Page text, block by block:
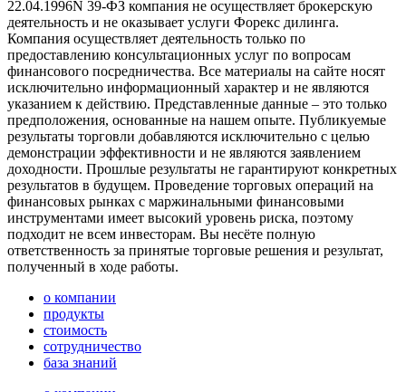
22.04.1996N 39-ФЗ компания не осуществляет брокерскую
деятельность и не оказывает услуги Форекс дилинга.
Компания осуществляет деятельность только по
предоставлению консультационных услуг по вопросам
финансового посредничества. Все материалы на сайте носят
исключительно информационный характер и не являются
указанием к действию. Представленные данные – это только
предположения, основанные на нашем опыте. Публикуемые
результаты торговли добавляются исключительно с целью
демонстрации эффективности и не являются заявлением
доходности. Прошлые результаты не гарантируют конкретных
результатов в будущем. Проведение торговых операций на
финансовых рынках с маржинальными финансовыми
инструментами имеет высокий уровень риска, поэтому
подходит не всем инвесторам. Вы несёте полную
ответственность за принятые торговые решения и результат,
полученный в ходе работы.
о компании
продукты
стоимость
сотрудничество
база знаний